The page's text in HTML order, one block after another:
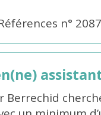
n°
Berrechid